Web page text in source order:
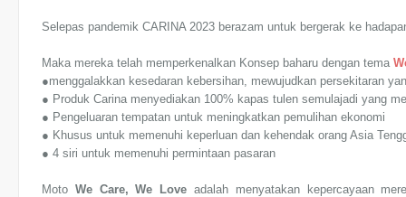
Selepas pandemik CARINA 2023 berazam untuk bergerak ke
Maka mereka telah memperkenalkan Konsep baharu dengan tema
●menggalakkan kesedaran kebersihan, mewujudkan persekitaran
● Produk Carina menyediakan 100% kapas tulen semulajadi yang
● Pengeluaran tempatan untuk meningkatkan pemulihan ekonomi
● Khusus untuk memenuhi keperluan dan kehendak orang Asia
● 4 siri untuk memenuhi permintaan pasaran
Moto We Care, We Love adalah menyatakan kepercayaan